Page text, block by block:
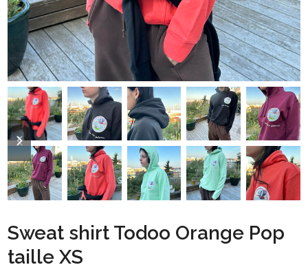
previous
slide
next
slide
Sweat shirt Todoo Orange Pop
taille XS